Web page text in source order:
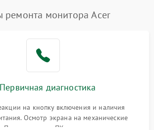
1000 ₽
1000 ₽ Подробнее →
ремонта монитора Acer
диагностика
на кнопку включения и наличия
Осмотр экрана на механические
Подключение к ПК для оценки вывода